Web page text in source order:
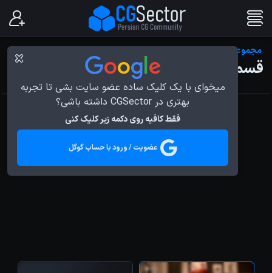
میخوای با یک کلیک ساده عضو سایت بشی تا تجربه
بهتری در CGSector داشته باشی؟
فقط کافیه روی دکمه زیر کلیک کنی
عضویت / ورود با حساب گوگل
مجموعه مستند درون پیکسار
قسمت دوم - Deanna Marsigliese